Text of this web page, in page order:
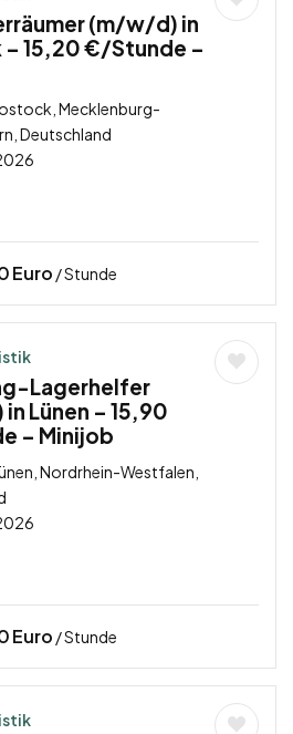
(m/w/d) in
15,20 €/Stunde –
Mecklenburg-
Deutschland
Euro / Stunde
Lagerhelfer
Lünen – 15,90
– Minijob
Nordrhein-Westfalen,
Euro / Stunde